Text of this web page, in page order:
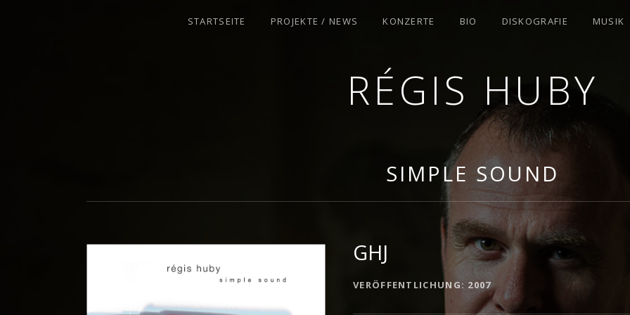
RÉGIS HUBY
STARTSEITE PROJEKTE / NEWS KONZERTE BIO DISKOGRAFIE MUSIK
SIMPLE SOUND
GHJ
DETAILS ZUM ALBUM
VERÖFFENTLICHUNG 2007